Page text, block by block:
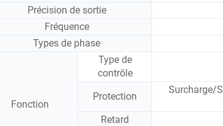
Précision de sortie
Fréquence
Types de phase
Fonction
Type de
contrôle
Protection
Surcharge/
Retard